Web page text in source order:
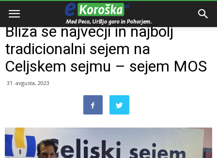
Domov
Bliža se največji in najbolj
tradicionalni sejem na
Celjskem sejmu – sejem MOS
31. avgusta, 2023